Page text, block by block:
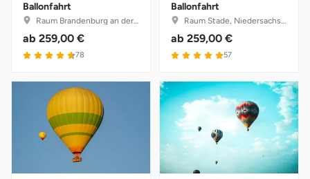
Ballonfahrt
Raum Brandenburg an der Havel, Brandenburg
ab 259,00 €
4.7 von 5
78
Ballonfahrt
Raum Stade, Niedersachsen
ab 259,00 €
4.9 von 5
57